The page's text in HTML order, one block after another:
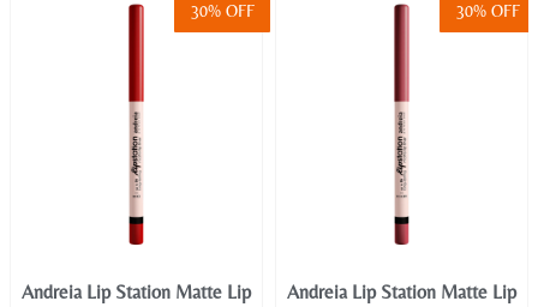
30% OFF
Andreia Lip Station Matte Lip
30% OFF
Andreia Lip Station Matte Lip